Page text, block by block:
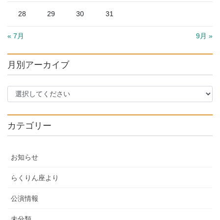
28 29 30 31
« 7月 9月 »
月別アーカイブ
カテゴリー
お知らせ
らくりん座より
公演情報